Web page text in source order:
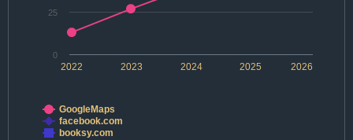
2022 2024 2026
2023 2025
0
25
GoogleMaps
facebook.com
booksy.com